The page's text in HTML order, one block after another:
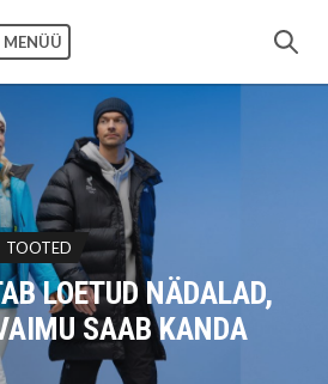
MENÜÜ
TOOTED
LOETUD NÄDALAD,
SAAB KANDA